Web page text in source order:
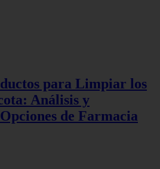
para Limpiar los
Análisis y
de Farmacia